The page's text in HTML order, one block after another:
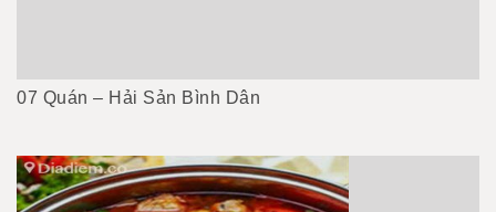
07 Quán – Hải Sản Bình Dân